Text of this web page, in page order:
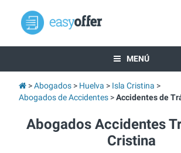
MENÚ
Abogados Huelva
Isla Cristina
Abogados de Accidentes
Accidentes de
Abogados Accidentes
Cristina